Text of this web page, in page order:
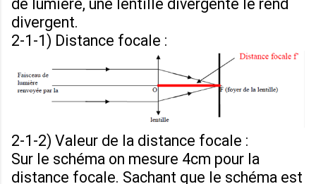
de lumière, une lentille divergente le rend
divergent.
2-1-1) Distance focale :
2-1-2) Valeur de la distance focale :
Sur le schéma on mesure 4cm pour la
distance focale. Sachant que le schéma est